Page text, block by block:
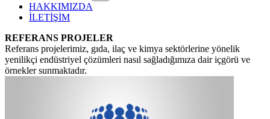
HAKKIMIZDA
İLETİŞİM
REFERANS PROJELER
Referans projelerimiz, gıda, ilaç ve kimya sektörlerine yönelik
yenilikçi endüstriyel çözümleri nasıl sağladığımıza dair içgörü ve
örnekler sunmaktadır.